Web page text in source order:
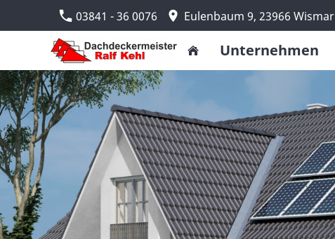
03841 - 36 0076 Eulenbaum 9, 23966 Wismar
Unternehmen